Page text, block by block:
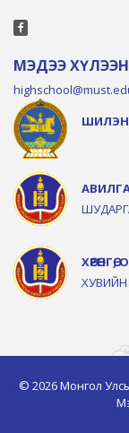
МЭДЭЭ
© 2026 Монгол